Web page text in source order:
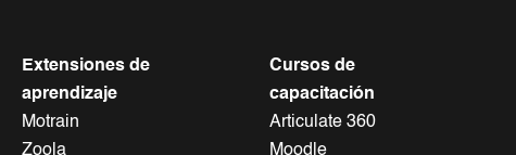
Extensiones de
aprendizaje
Motrain
Zoola
Cursos de
capacitación
Articulate 360
Moodle